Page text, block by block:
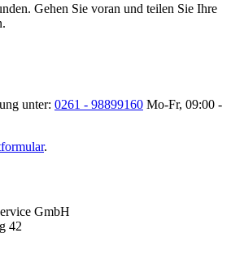
Gehen Sie voran und teilen Sie Ihre
unter: 0261 - 98899160 Mo-Fr, 09:00 -
.
GmbH
42